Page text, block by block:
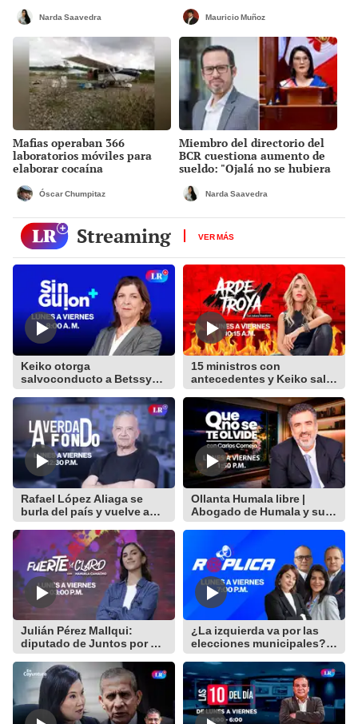
Narda Saavedra Mauricio Muñoz
Mafias operaban 366
laboratorios móviles para
elaborar cocaína
Óscar Chumpitaz
Miembro del directorio del
BCR cuestiona aumento de
sueldo: "Ojalá no se hubiera
Narda Saavedra
Streaming VER MÁS
Keiko otorga
salvoconducto a Betssy
Chávez y renuevan
Petroperú
15 ministros con
antecedentes y Keiko sale
en defensa de su equipo
Rafael López Aliaga se
burla del país y vuelve a
postular a la Alcaldía de
Ollanta Humala libre |
Abogado de Humala y su
hermana en vivo
Julián Pérez Mallqui:
diputado de Juntos por el
Perú es detenido por
presunta agresión física
¿La izquierda va por las
elecciones municipales? y
todo sobre el fenómeno
del niño